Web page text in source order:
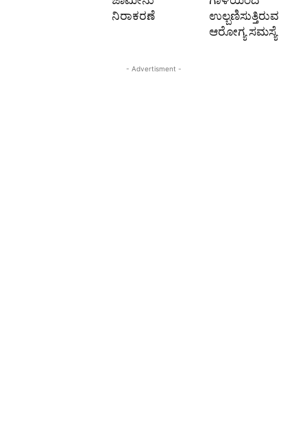
ನಿರಾಕರಣೆ
ಉಲ್ಬಣಿಸುತ್ತಿರುವ
ಆರೋಗ್ಯ ಸಮಸ್ಯೆ
- Advertisment -